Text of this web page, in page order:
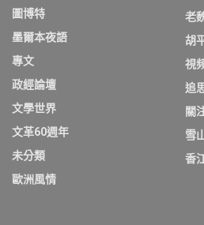
圖博特
墨爾本夜語
專文
政經論壇
文學世界
文革60週年
未分類
歐洲風情
老
胡
視
追
關
雪
香